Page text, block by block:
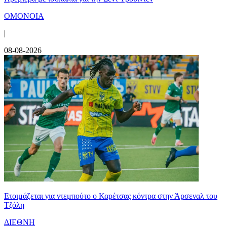
ΟΜΟΝΟΙΑ
|
08-08-2026
Ετοιμάζεται για ντεμπούτο ο Καρέτσας κόντρα στην Άρσεναλ του
Τζόλη
ΔΙΕΘΝΗ